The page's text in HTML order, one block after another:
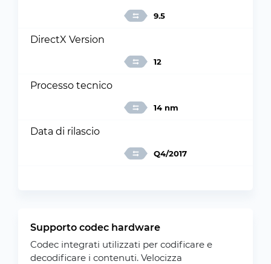
9.5
DirectX Version
12
Processo tecnico
14 nm
Data di rilascio
Q4/2017
Supporto codec hardware
Codec integrati utilizzati per codificare e
decodificare i contenuti. Velocizza